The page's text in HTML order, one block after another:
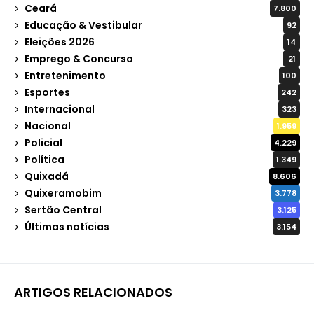
Ceará 7.800
Educação & Vestibular 92
Eleições 2026 14
Emprego & Concurso 21
Entretenimento 100
Esportes 242
Internacional 323
Nacional 1.959
Policial 4.229
Política 1.349
Quixadá 8.606
Quixeramobim 3.778
Sertão Central 3.125
Últimas notícias 3.154
ARTIGOS RELACIONADOS